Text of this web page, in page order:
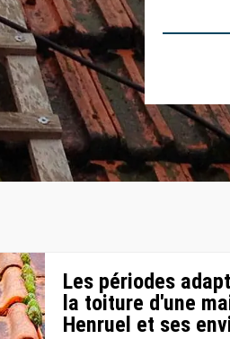
Les périodes
la toiture d'une
Henruel et ses